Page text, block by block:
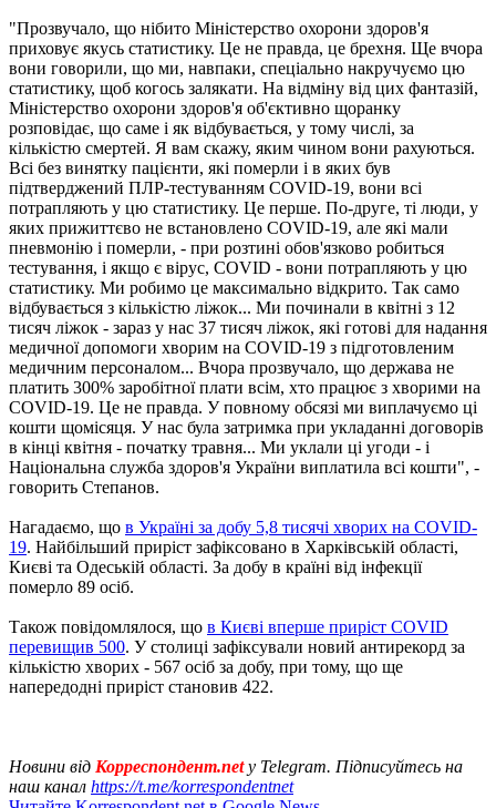
"Прозвучало, що нібито Міністерство охорони здоров'я
приховує якусь статистику. Це не правда, це брехня. Ще вчора
вони говорили, що ми, навпаки, спеціально накручуємо цю
статистику, щоб когось залякати. На відміну від цих фантазій,
Міністерство охорони здоров'я об'єктивно щоранку
розповідає, що саме і як відбувається, у тому числі, за
кількістю смертей. Я вам скажу, яким чином вони рахуються.
Всі без винятку пацієнти, які померли і в яких був
підтверджений ПЛР-тестуванням COVID-19, вони всі
потрапляють у цю статистику. Це перше. По-друге, ті люди, у
яких прижиттєво не встановлено COVID-19, але які мали
пневмонію і померли, - при розтині обов'язково робиться
тестування, і якщо є вірус, COVID - вони потрапляють у цю
статистику. Ми робимо це максимально відкрито. Так само
відбувається з кількістю ліжок... Ми починали в квітні з 12
тисяч ліжок - зараз у нас 37 тисяч ліжок, які готові для надання
медичної допомоги хворим на COVID-19 з підготовленим
медичним персоналом... Вчора прозвучало, що держава не
платить 300% заробітної плати всім, хто працює з хворими на
COVID-19. Це не правда. У повному обсязі ми виплачуємо ці
кошти щомісяця. У нас була затримка при укладанні договорів
в кінці квітня - початку травня... Ми уклали ці угоди - і
Національна служба здоров'я України виплатила всі кошти", -
говорить Степанов.
Нагадаємо, що в Україні за добу 5,8 тисячі хворих на COVID-
19. Найбільший приріст зафіксовано в Харківській області,
Києві та Одеській області. За добу в країні від інфекції
померло 89 осіб.
Також повідомлялося, що в Києві вперше приріст COVID
перевищив 500. У столиці зафіксували новий антирекорд за
кількістю хворих - 567 осіб за добу, при тому, що ще
напередодні приріст становив 422.
Новини від Корреспондент.netу Telegram. Підписуйтесь на
наш канал https://t.me/korrespondentnet